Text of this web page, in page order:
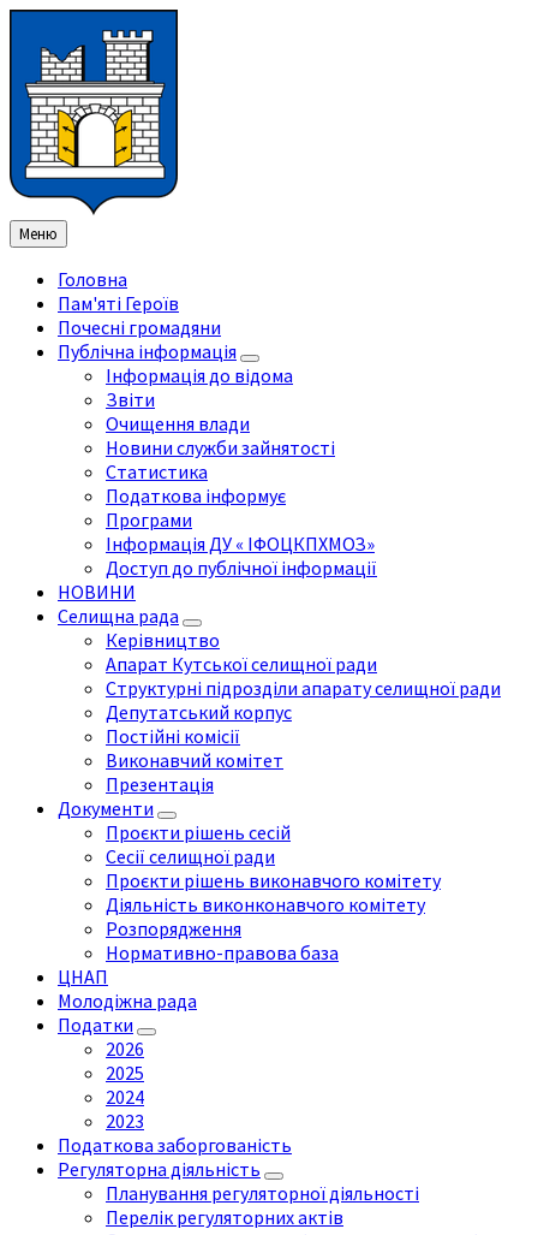
змісту
ліву
бічну
панель
праву
бічну
панель
нижнього
колонтитула
Меню
Головна
Пам'яті Героїв
Почесні громадяни
Публічна інформація
Інформація до відома
Звіти
Очищення влади
Новини служби зайнятості
Статистика
Податкова інформує
Програми
Інформація ДУ « ІФОЦКПХМОЗ»
Доступ до публічної інформації
НОВИНИ
Селищна рада
Керівництво
Апарат Кутської селищної ради
Структурні підрозділи апарату селищної ради
Депутатський корпус
Постійні комісії
Виконавчий комітет
Презентація
Документи
Проєкти рішень сесій
Сесії селищної ради
Проєкти рішень виконавчого комітету
Діяльність виконконавчого комітету
Розпорядження
Нормативно-правова база
ЦНАП
Молодіжна рада
Податки
2026
2025
2024
2023
Податкова заборгованість
Регуляторна діяльність
Планування регуляторної діяльності
Перелік регуляторних актів